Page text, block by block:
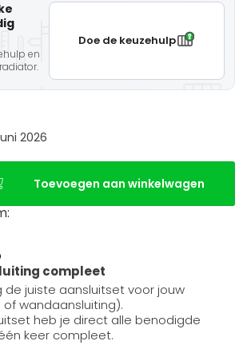
en
Doe de keuzehulp
2026
Toevoegen aan winkelwagen
compleet
de juiste aansluitset voor jouw
wandaansluiting).
heb je direct alle benodigde
keer compleet.